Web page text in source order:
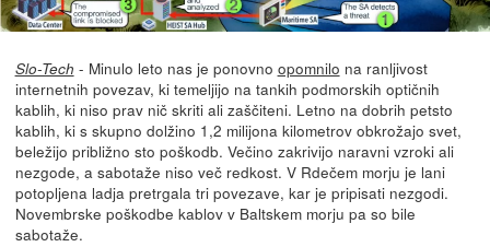
Slo-Tech - Minulo leto nas je ponovno opomnilo na ranljivost
internetnih povezav, ki temeljijo na tankih podmorskih optičnih
kablih, ki niso prav nič skriti ali zaščiteni. Letno na dobrih petsto
kablih, ki s skupno dolžino 1,2 milijona kilometrov obkrožajo svet,
beležijo približno sto poškodb. Večino zakrivijo naravni vzroki ali
nezgode, a sabotaže niso več redkost. V Rdečem morju je lani
potopljena ladja pretrgala tri povezave, kar je pripisati nezgodi.
Novembrske poškodbe kablov v Baltskem morju pa so bile
sabotaže.